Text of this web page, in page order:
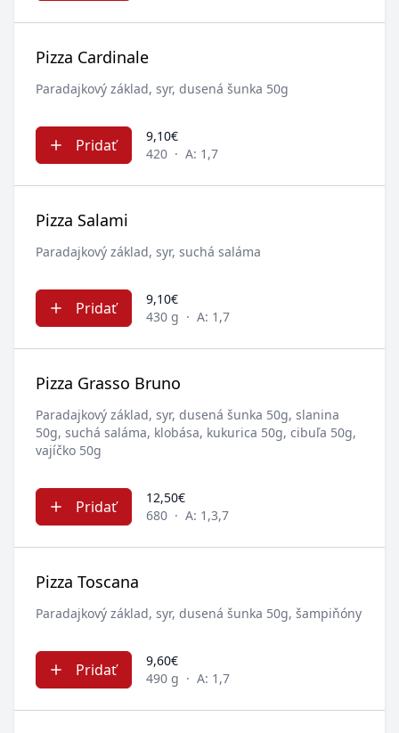
Pizza Cardinale
Paradajkový základ, syr, dusená šunka 50g
Pridať
9,10€
420 · A: 1,7
Pizza Salami
Paradajkový základ, syr, suchá saláma
Pridať
9,10€
430 g · A: 1,7
Pizza Grasso Bruno
Paradajkový základ, syr, dusená šunka 50g, slanina
50g, suchá saláma, klobása, kukurica 50g, cibuľa 50g,
vajíčko 50g
Pridať
12,50€
680 · A: 1,3,7
Pizza Toscana
Paradajkový základ, syr, dusená šunka 50g, šampiňóny
Pridať
9,60€
490 g · A: 1,7